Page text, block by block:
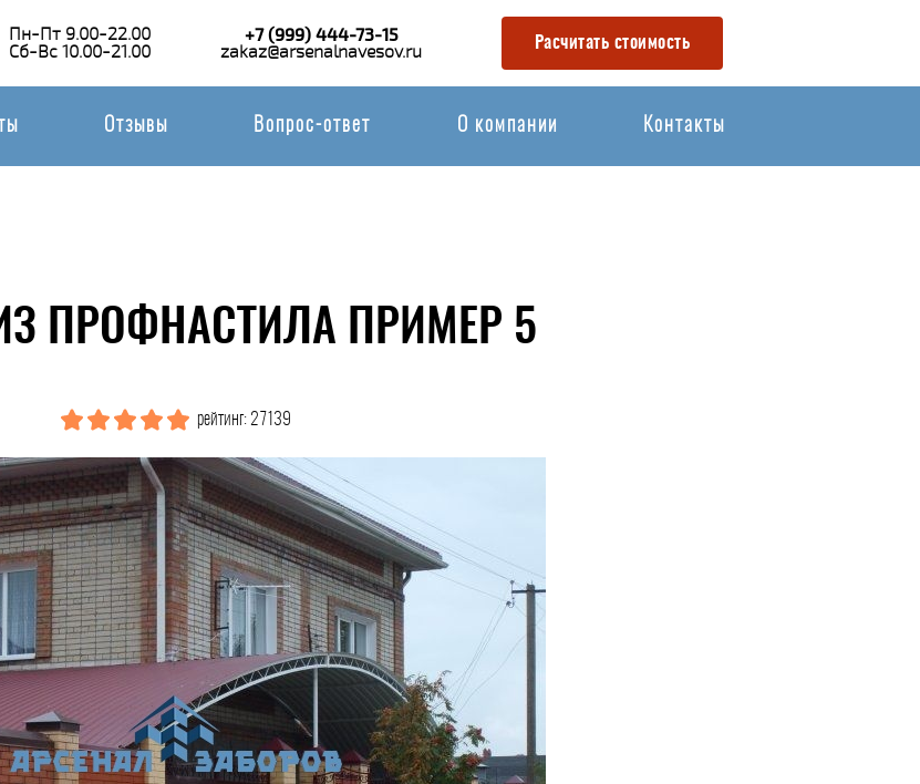
Пн-Пт 9.00-22.00
Сб-Вс 10.00-21.00
+7 (999) 444-73-15
zakaz@arsenalnavesov.ru Расчитать стоимость
Отзывы Вопрос-ответ О компании Контакты
ПРОФНАСТИЛА ПРИМЕР 5
рейтинг: 27139